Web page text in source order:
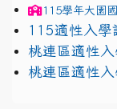
115學年大園
115適性入學
link to
桃連區適性
link to
桃連區適性